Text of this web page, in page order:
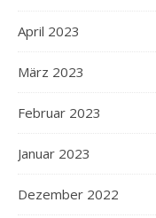
April 2023
März 2023
Februar 2023
Januar 2023
Dezember 2022